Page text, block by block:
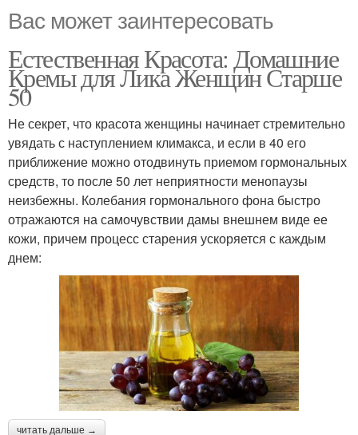
Вас может заинтересовать
Естественная Красота: Домашние
Кремы для Лика Женщин Старше
50
Не секрет, что красота женщины начинает стремительно
увядать с наступлением климакса, и если в 40 его
приближение можно отодвинуть приемом гормональных
средств, то после 50 лет неприятности менопаузы
неизбежны. Колебания гормонального фона быстро
отражаются на самочувствии дамы внешнем виде ее
кожи, причем процесс старения ускоряется с каждым
днем:
читать дальше →